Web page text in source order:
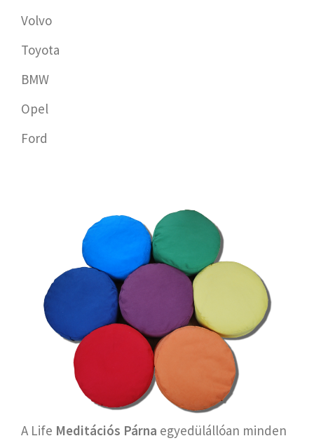
Volvo
Toyota
BMW
Opel
Ford
A Life Meditációs Párna egyedülállóan minden